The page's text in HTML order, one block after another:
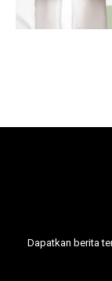
Dapatkan berita